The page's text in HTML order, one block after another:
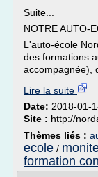
Suite...
NOTRE AUTO-
L'auto-école
des formations
accompagnée),
Lire la suite
Date: 2018-01-
Site : http://
Thèmes liés :
ecole /
formation